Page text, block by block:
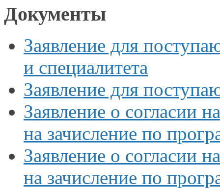
Документы
Заявление для
и специалитета
Заявление для
Заявление о согласии
на зачисление по
Заявление о согласии
на зачисление по